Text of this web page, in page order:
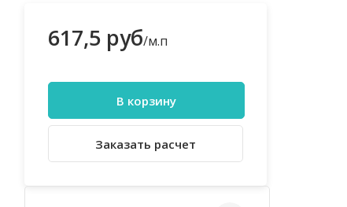
617,5 руб/м.п
В корзину
Заказать расчет